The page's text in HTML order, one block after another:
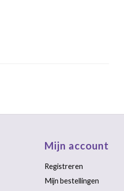
Mijn account
Registreren
Mijn bestellingen